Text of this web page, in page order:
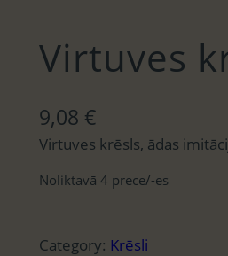
Virtuves
9,08 €
Virtuves krēsls, ādas
Noliktavā 4 prece/-es
Category: Krēsli